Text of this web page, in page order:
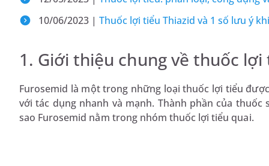
10/06/2023 | Thuốc lợi tiểu Thiazid và 1 số lưu ý
1. Giới thiệu chung về thuốc
Furosemid là một trong những loại thuốc lợi tiểu
với tác dụng nhanh và mạnh. Thành phần của
sao Furosemid nằm trong nhóm thuốc lợi tiểu quai.